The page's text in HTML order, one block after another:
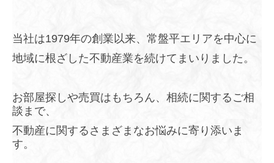
当社は1979年の創業以来、常盤平エリアを中心に
地域に根ざした不動産業を続けてまいりました。
お部屋探しや売買はもちろん、相続に関するご相
談まで、
不動産に関するさまざまなお悩みに寄り添いま
す。